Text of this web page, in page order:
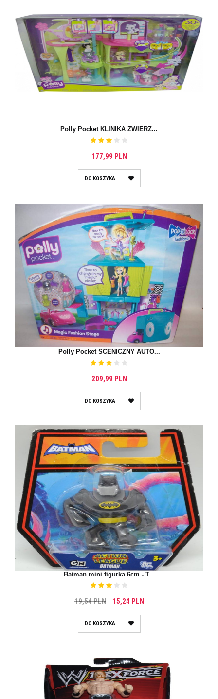
Polly Pocket KLINIKA ZWIERZ...
177,99 PLN
DO KOSZYKA
Polly Pocket SCENICZNY AUTO...
209,99 PLN
DO KOSZYKA
Batman mini figurka 6cm - T...
19,54 PLN 15,24 PLN
DO KOSZYKA